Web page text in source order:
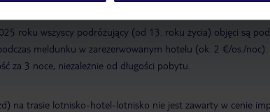
roku wszyscy podróżujący (od 13. roku życia) objęci są
meldunku w zarezerwowanym hotelu (ok. 2 €/os./
za 3 noce, niezależnie od długości pobytu.
na trasie lotnisko-hotel-lotnisko nie jest zawarty w cenie